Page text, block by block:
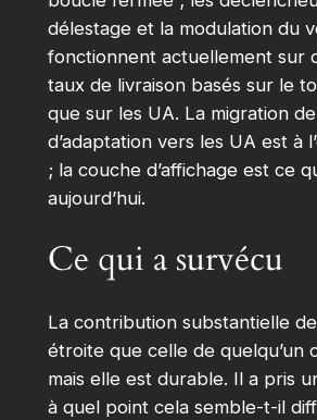
délestage et la modulation du
fonctionnent actuellement sur
taux de livraison basés sur le
que sur les UA. La migration
d’adaptation vers les UA est à
; la couche d’affichage est ce
aujourd’hui.
Ce qui a survécu
La contribution substantielle
étroite que celle de quelqu’un
mais elle est durable. Il a pris
à quel point cela semble-t-il